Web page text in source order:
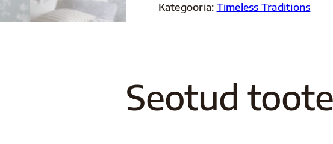
Kategooria: Timeless Traditions
Seotud